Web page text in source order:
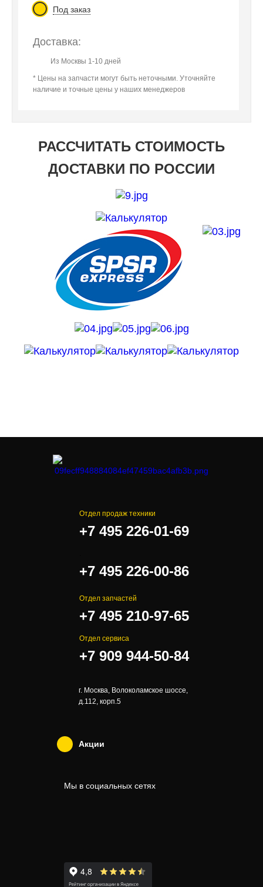
Под заказ
Доставка:
Из Москвы 1-10 дней
* Цены на запчасти могут быть неточными. Уточняйте
наличие и точные цены у наших менеджеров
РАССЧИТАТЬ СТОИМОСТЬ
ДОСТАВКИ ПО РОССИИ
Отдел продаж техники
+7 495 226-01-69
+7 495 226-00-86
Отдел запчастей
+7 495 210-97-65
Отдел сервиса
+7 909 944-50-84
г. Москва, Волоколамское шоссе,
д.112, корп.5
Акции
Мы в социальных сетях